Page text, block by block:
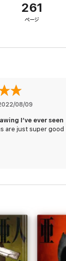
261
ページ
08/09
I’ve ever seen
are just super good